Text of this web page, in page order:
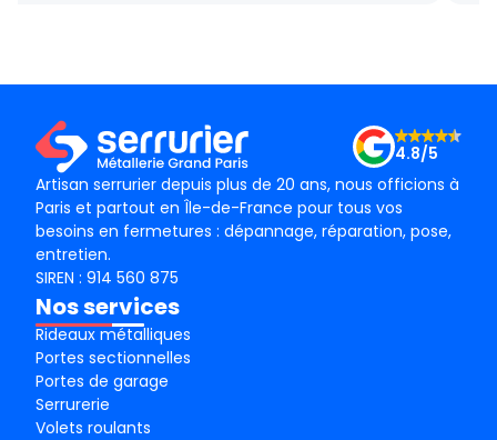
Artisan serrurier depuis plus de 20 ans, nous officions à
Paris et partout en Île-de-France pour tous vos
besoins en fermetures : dépannage, réparation, pose,
entretien.
4.8/5
SIREN : 914 560 875
Nos services
Rideaux métalliques
Portes sectionnelles
Portes de garage
Serrurerie
Volets roulants